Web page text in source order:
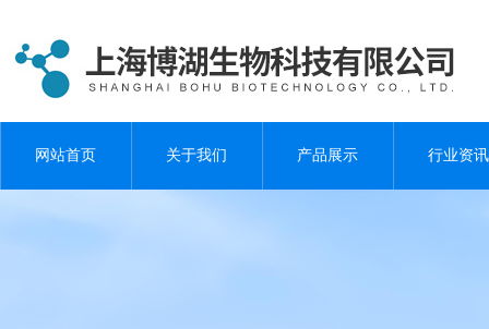
网站首页 关于我们 产品展示 行业资讯